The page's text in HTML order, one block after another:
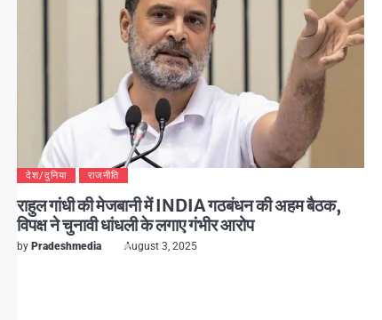
देश/दुनिया राजनीति
राहुल गांधी की मेजबानी में INDIA गठबंधन की अहम बैठक,
विपक्ष ने चुनावी धांधली के लगाए गंभीर आरोप
by Pradeshmedia August 3, 2025